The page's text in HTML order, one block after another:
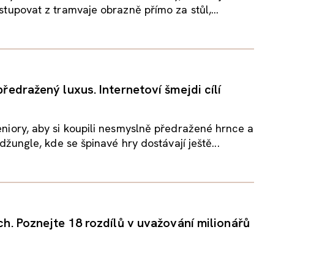
z tramvaje obrazně přímo za stůl,...
luxus. Internetoví šmejdi cílí
aby si koupili nesmyslně předražené hrnce a
kde se špinavé hry dostávají ještě...
Poznejte 18 rozdílů v uvažování milionářů